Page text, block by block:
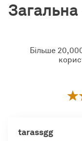
Більше
tarassgg